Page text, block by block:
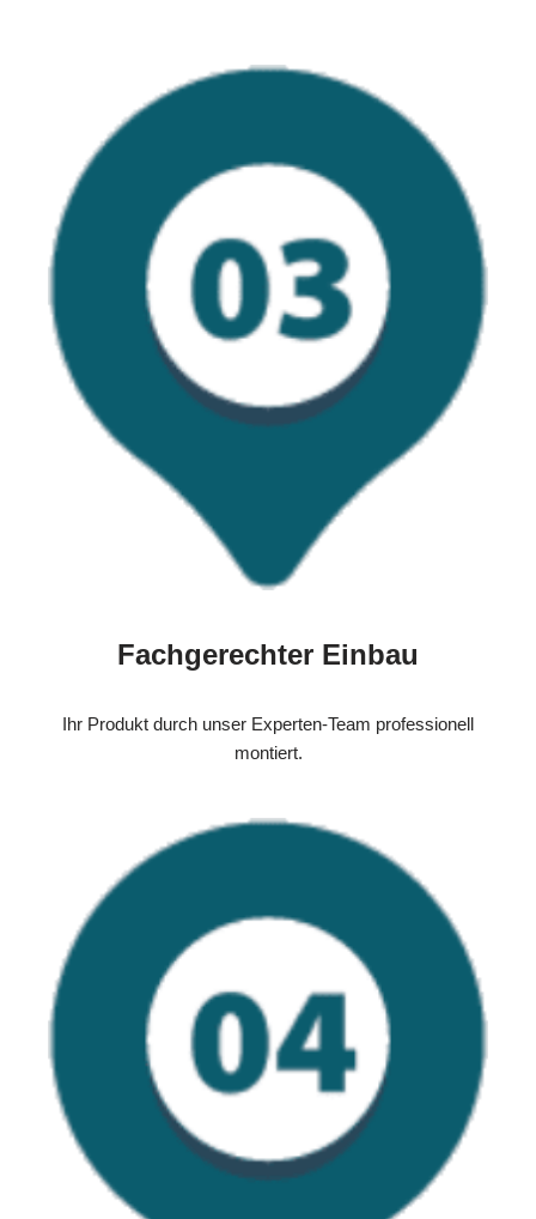
Fachgerechter Einbau
Ihr Produkt durch unser Experten-Team professionell
montiert.